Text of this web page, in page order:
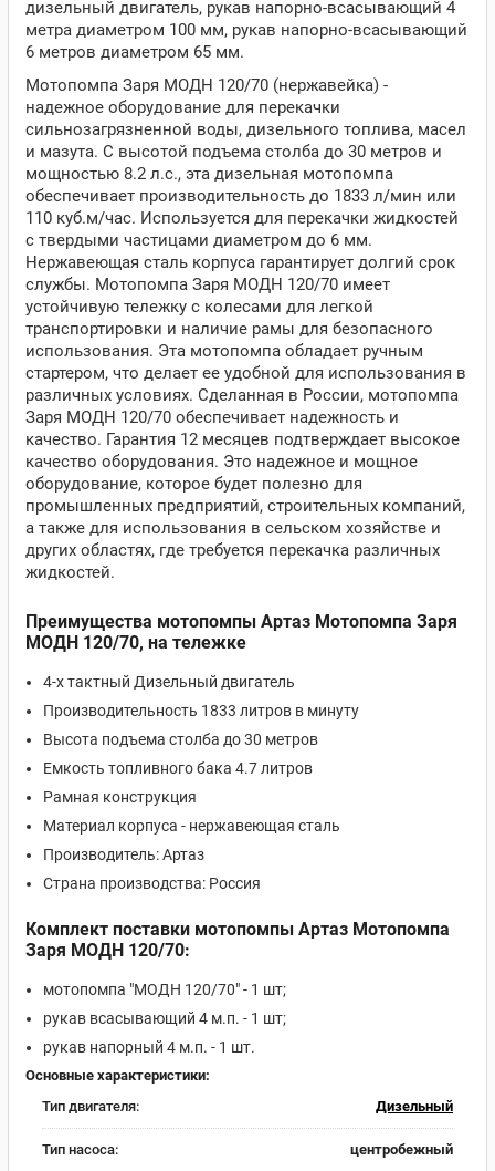
дизельный двигатель, рукав напорно-всасывающий 4
метра диаметром 100 мм, рукав напорно-всасывающий
6 метров диаметром 65 мм.
Мотопомпа Заря МОДН 120/70 (нержавейка) -
надежное оборудование для перекачки
сильнозагрязненной воды, дизельного топлива, масел
и мазута. С высотой подъема столба до 30 метров и
мощностью 8.2 л.с., эта дизельная мотопомпа
обеспечивает производительность до 1833 л/мин или
110 куб.м/час. Используется для перекачки жидкостей
с твердыми частицами диаметром до 6 мм.
Нержавеющая сталь корпуса гарантирует долгий срок
службы. Мотопомпа Заря МОДН 120/70 имеет
устойчивую тележку с колесами для легкой
транспортировки и наличие рамы для безопасного
использования. Эта мотопомпа обладает ручным
стартером, что делает ее удобной для использования в
различных условиях. Сделанная в России, мотопомпа
Заря МОДН 120/70 обеспечивает надежность и
качество. Гарантия 12 месяцев подтверждает высокое
качество оборудования. Это надежное и мощное
оборудование, которое будет полезно для
промышленных предприятий, строительных компаний,
а также для использования в сельском хозяйстве и
других областях, где требуется перекачка различных
жидкостей.
Преимущества мотопомпы Артаз Мотопомпа Заря
МОДН 120/70, на тележке
4-х тактный Дизельный двигатель
Производительность 1833 литров в минуту
Высота подъема столба до 30 метров
Емкость топливного бака 4.7 литров
Рамная конструкция
Материал корпуса - нержавеющая сталь
Производитель: Артаз
Страна производства: Россия
Комплект поставки мотопомпы Артаз Мотопомпа
Заря МОДН 120/70:
мотопомпа "МОДН 120/70" - 1 шт;
рукав всасывающий 4 м.п. - 1 шт;
рукав напорный 4 м.п. - 1 шт.
Основные характеристики:
Тип двигателя:
Дизельный
Тип насоса: центробежный